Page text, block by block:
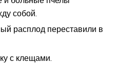
собой.
расплод переставили в
с клещами.